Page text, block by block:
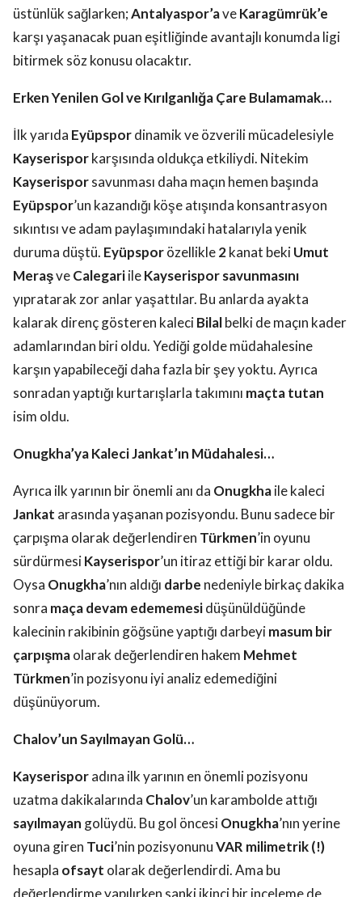
üstünlük sağlarken;Antalyaspor’aveKaragümrük’e
karşı yaşanacak puan eşitliğinde avantajlı konumda ligi
bitirmek söz konusu olacaktır.
Erken Yenilen Gol ve Kırılganlığa Çare Bulamamak…
İlk yarıda Eyüpspordinamik ve özverili mücadelesiyle
Kayserisporkarşısında oldukça etkiliydi. Nitekim
Kayserisporsavunması daha maçın hemen başında
Eyüpspor’un kazandığı köşe atışında konsantrasyon
sıkıntısı ve adam paylaşımındaki hatalarıyla yenik
duruma düştü. Eyüpsporözellikle2kanat bekiUmut
MeraşveCalegariileKayserisporsavunmasını
yıpratarak zor anlar yaşattılar. Bu anlarda ayakta
kalarak direnç gösteren kaleciBilalbelki de maçın kader
adamlarından biri oldu. Yediği golde müdahalesine
karşın yapabileceği daha fazla bir şey yoktu. Ayrıca
sonradan yaptığı kurtarışlarla takımını maçta tutan
isim oldu.
Onugkha’ya Kaleci Jankat’ın Müdahalesi…
Ayrıca ilk yarının bir önemli anı da Onugkhaile kaleci
Jankat arasında yaşanan pozisyondu. Bunu sadece bir
çarpışma olarak değerlendiren Türkmen’in oyunu
sürdürmesiKayserispor’un itiraz ettiği bir karar oldu.
Oysa Onugkha’nın aldığı darbe nedeniyle birkaç dakika
sonra maça devam edememesidüşünüldüğünde
kalecinin rakibinin göğsüne yaptığı darbeyimasum bir
çarpışmaolarak değerlendiren hakem Mehmet
Türkmen’in pozisyonu iyi analiz edemediğini
düşünüyorum.
Chalov’un Sayılmayan Golü…
Kayserisporadına ilk yarının en önemli pozisyonu
uzatma dakikalarında Chalov’un karambolde attığı
sayılmayan golüydü. Bu gol öncesiOnugkha’nın yerine
oyuna giren Tuci’nin pozisyonunuVAR milimetrik (!)
hesapla ofsayt olarak değerlendirdi. Ama bu
değerlendirme yapılırken sanki ikinci bir inceleme de